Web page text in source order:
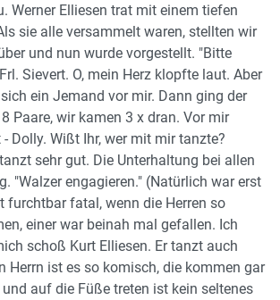
Werner Elliesen trat mit einem tiefen
sie alle versammelt waren, stellten wir
und nun wurde vorgestellt. "Bitte
Sievert. O, mein Herz klopfte laut. Aber
ein Jemand vor mir. Dann ging der
Paare, wir kamen 3 x dran. Vor mir
Dolly. Wißt Ihr, wer mit mir tanzte?
sehr gut. Die Unterhaltung bei allen
"Walzer engagieren." (Natürlich war erst
furchtbar fatal, wenn die Herren so
einer war beinah mal gefallen. Ich
schoß Kurt Elliesen. Er tanzt auch
Herrn ist es so komisch, die kommen gar
auf die Füße treten ist kein seltenes